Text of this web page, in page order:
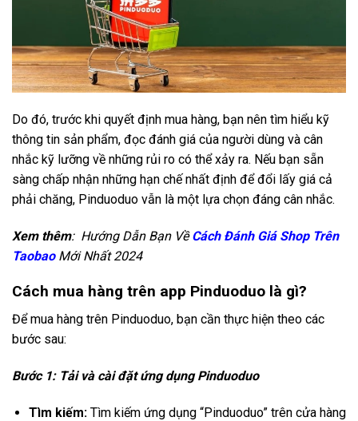
Do đó, trước khi quyết định mua hàng, bạn nên tìm hiểu kỹ
thông tin sản phẩm, đọc đánh giá của người dùng và cân
nhắc kỹ lưỡng về những rủi ro có thể xảy ra. Nếu bạn sẵn
sàng chấp nhận những hạn chế nhất định để đổi lấy giá cả
phải chăng, Pinduoduo vẫn là một lựa chọn đáng cân nhắc.
Xem thêm:Hướng Dẫn Bạn VềCách Đánh Giá Shop Trên
Taobao Mới Nhất 2024
Cách mua hàng trên app Pinduoduo là gì?
Để mua hàng trên Pinduoduo, bạn cần thực hiện theo các
bước sau:
Bước 1: Tải và cài đặt ứng dụng Pinduoduo
Tìm kiếm:Tìm kiếm ứng dụng “Pinduoduo” trên cửa hàng